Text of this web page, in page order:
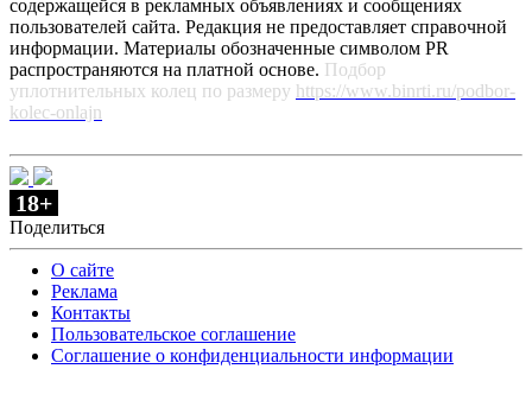
содержащейся в рекламных объявлениях и сообщениях
пользователей сайта. Редакция не предоставляет справочной
информации. Материалы обозначенные символом PR
распространяются на платной основе. Подбор
уплотнительных колец по размеру https://www.binrti.ru/podbor-
kolec-onlajn
18+
Поделиться
О сайте
Реклама
Контакты
Пользовательское соглашение
Соглашение о конфиденциальности информации